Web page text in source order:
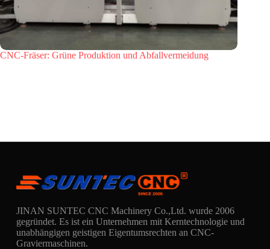
CNC-Fräser: Grüne Produktion und Abfallvermeidung
JINAN SUNTEC CNC Machinery Co.,Ltd. wurde 2006
gegründet. Es ist ein Unternehmen mit Kerntechnologie und
unabhängigen geistigen Eigentumsrechten an CNC-
Graviermaschinen.